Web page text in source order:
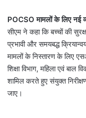
POCSO मामलों के लिए नई
सीएम ने कहा कि बच्चों की
प्रभावी और समयबद्ध
मामलों के निस्तारण के लिए
शिक्षा विभाग, महिला एवं बाल
शामिल करते हुए संयुक्त
जाए।